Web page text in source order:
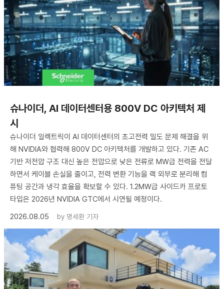
슈나이더, AI 데이터센터용 800V DC 아키텍처 제
시
슈나이더 일렉트릭이 AI 데이터센터의 초고전력 밀도 문제 해결을 위
해 NVIDIA와 협력해 800V DC 아키텍처를 개발하고 있다. 기존 AC
기반 저전압 구조 대신 높은 전압으로 낮은 전류로 MW급 전력을 전달
하면서 케이블 손실을 줄이고, 전력 변환 기능을 랙 외부로 분리해 컴
퓨팅 공간과 냉각 효율을 확보할 수 있다. 1.2MW급 사이드카 프로토
타입은 2026년 NVIDIA GTC에서 시연될 예정이다.
2026.08.05
by 명세환 기자